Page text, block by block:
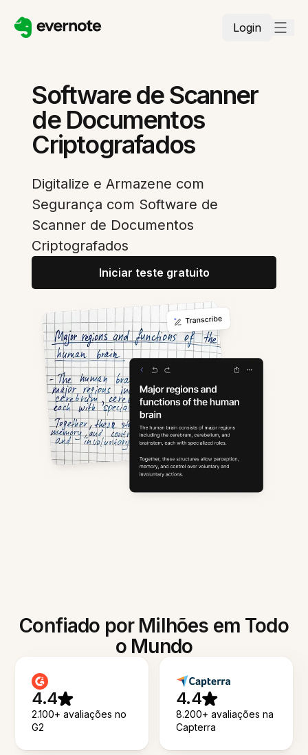
Login
Software de Scanner
de Documentos
Criptografados
Digitalize e Armazene com
Segurança com Software de
Scanner de Documentos
Criptografados
Iniciar teste gratuito
Confiado por Milhões em Todo
o Mundo
4.4
2.100+ avaliações no
G2
4.4
8.200+ avaliações na
Capterra